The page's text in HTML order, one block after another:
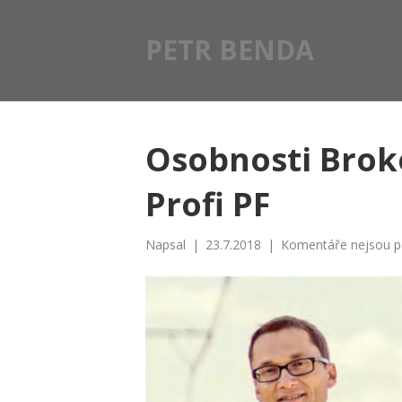
PETR BENDA
Osobnosti
Profi PF
Napsal | 23.7.2018 | Komentáře nejsou